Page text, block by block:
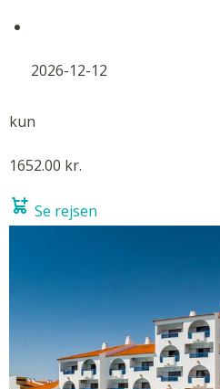
2026-12-12
kun
1652.00 kr.
Se rejsen